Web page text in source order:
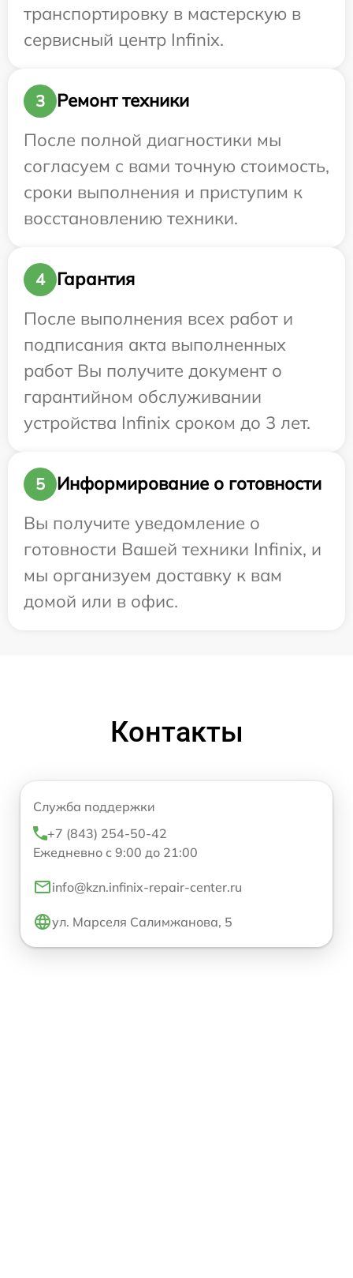
транспортировку в мастерскую в
сервисный центр Infinix.
3
Ремонт техники
После полной диагностики мы
согласуем с вами точную стоимость,
сроки выполнения и приступим к
восстановлению техники.
4
Гарантия
После выполнения всех работ и
подписания акта выполненных
работ Вы получите документ о
гарантийном обслуживании
устройства Infinix сроком до 3 лет.
5
Информирование о готовности
Вы получите уведомление о
готовности Вашей техники Infinix, и
мы организуем доставку к вам
домой или в офис.
Контакты
Служба поддержки
+7 (843) 254-50-42
Ежедневно с 9:00 до 21:00
info@kzn.infinix-repair-center.ru
ул. Марселя Салимжанова, 5